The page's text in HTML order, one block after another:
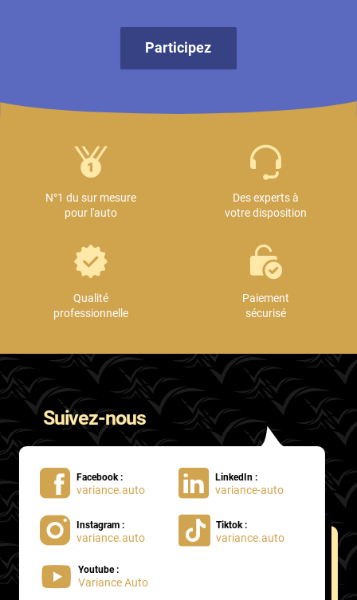
Participez
N°1 du sur mesure
pour l'auto
Des experts à
votre disposition
Qualité
professionnelle
Paiement
sécurisé
Suivez-nous
Facebook :
variance.auto
LinkedIn :
variance-auto
Instagram :
variance.auto
Tiktok :
variance.auto
Youtube :
Variance Auto